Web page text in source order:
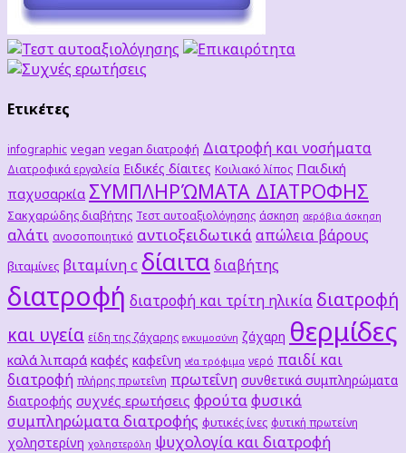
Ετικέτες
infographic vegan vegan διατροφή Διατροφή και νοσήματα
Διατροφικά εργαλεία Ειδικές δίαιτες Κοιλιακό λίπος Παιδική
παχυσαρκία ΣΥΜΠΛΗΡΏΜΑΤΑ ΔΙΑΤΡΟΦΗΣ
Σακχαρώδης διαβήτης Τεστ αυτοαξιολόγησης άσκηση αερόβια άσκηση
αλάτι ανοσοποιητικό αντιοξειδωτικά απώλεια βάρους
βιταμίνες βιταμίνη c δίαιτα διαβήτης
διατροφή διατροφή και τρίτη ηλικία διατροφή
και υγεία είδη της ζάχαρης εγκυμοσύνη ζάχαρη θερμίδες
καλά λιπαρά καφές καφεΐνη νέα τρόφιμα νερό παιδί και
διατροφή πλήρης πρωτεΐνη πρωτεΐνη συνθετικά συμπληρώματα
διατροφής συχνές ερωτήσεις φρούταφυσικά
συμπληρώματα διατροφής φυτικές ίνες φυτική πρωτείνη
χοληστερίνη χοληστερόλη ψυχολογία και διατροφή